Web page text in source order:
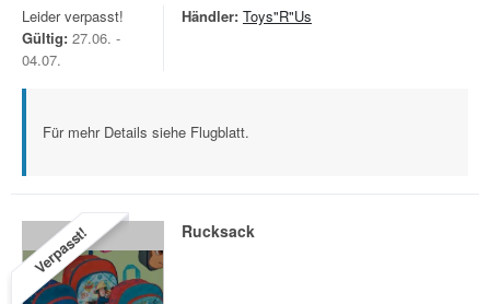
Leider verpasst!
Gültig: 27.06. -
04.07.
Händler: Toys"R"Us
Für mehr Details siehe Flugblatt.
Verpasst! Rucksack